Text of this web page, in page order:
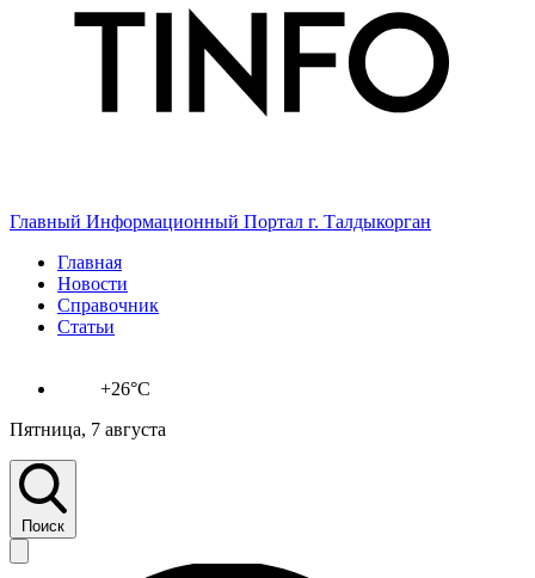
Главный Информационный Портал г. Талдыкорган
Главная
Новости
Справочник
Статьи
+26°C
Пятница, 7 августа
Поиск